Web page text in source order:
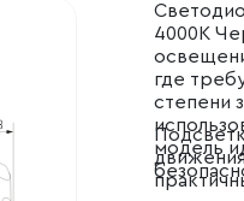
4000K
где
степени
модель